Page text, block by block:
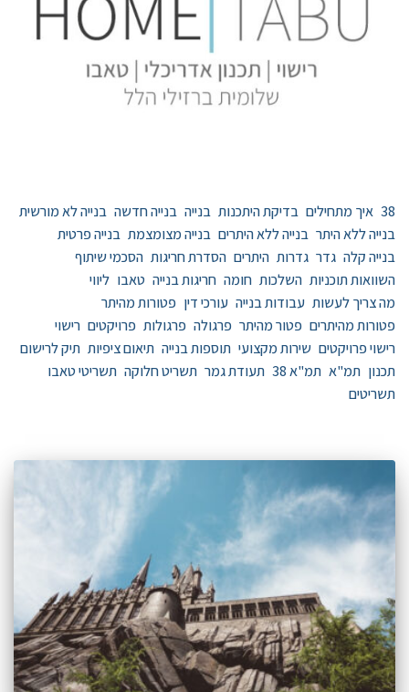
38 איך מתחילים בדיקת היתכנות בנייה בנייה חדשה בנייה לא מורשית
בנייה ללא היתר בנייה ללא היתרים בנייה מצומצמת בנייה פרטית
בנייה קלה גדר גדרות היתרים הסדרת חריגות הסכמי שיתוף
השוואות תוכניות השלכות חומה חריגות בנייה טאבו ליווי
מה צריך לעשות עבודות בנייה עורכי דין פטורות מהיתר
פטורות מהיתרים פטור מהיתר פרגולה פרגולות פרויקטים רישוי
רישוי פרויקטים שירות מקצועי תוספות בנייה תיאום ציפיות תיק לרישום
תכנון תמ"א תמ"א 38 תעודת גמר תשריט חלוקה תשריטי טאבו
תשריטים